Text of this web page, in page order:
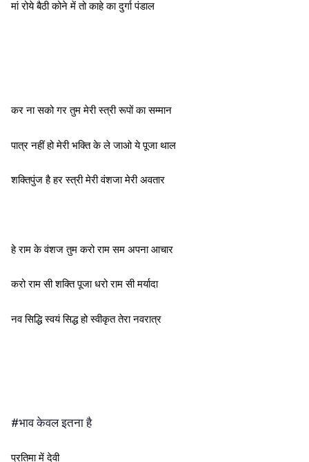
मां रोये बैठी कोने में तो काहे का दुर्गा पंडाल
कर ना सको गर तुम मेरी स्त्री रूपों का सम्मान
पात्र नहीं हो मेरी भक्ति के ले जाओ ये पूजा थाल
शक्तिपुंज है हर स्त्री मेरी वंशजा मेरी अवतार
हे राम के वंशज तुम करो राम सम अपना आचार
करो राम सी शक्ति पूजा धरो राम सी मर्यादा
नव सिद्धि स्वयं सिद्ध हो स्वीकृत तेरा नवरात्र
#भाव केवल इतना है
प्रतिमा में देवी